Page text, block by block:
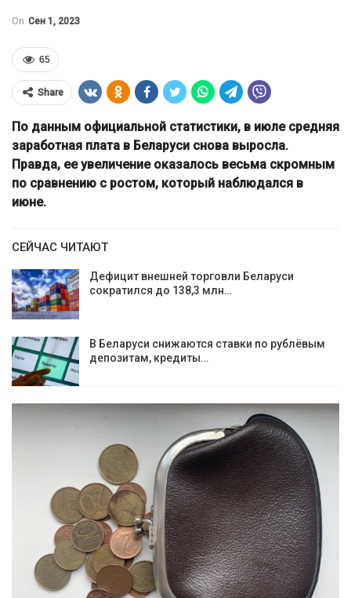
On Сен 1, 2023
65
Share
По данным официальной статистики, в июле средняя
заработная плата в Беларуси снова выросла.
Правда, ее увеличение оказалось весьма скромным
по сравнению с ростом, который наблюдался в
июне.
СЕЙЧАС ЧИТАЮТ
Дефицит внешней торговли Беларуси
сократился до 138,3 млн…
В Беларуси снижаются ставки по рублёвым
депозитам, кредиты…